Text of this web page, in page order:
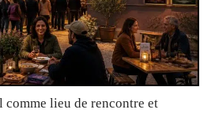
comme lieu de rencontre et